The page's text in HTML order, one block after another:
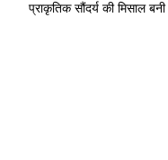
प्राकृतिक सौंदर्य की मिसाल